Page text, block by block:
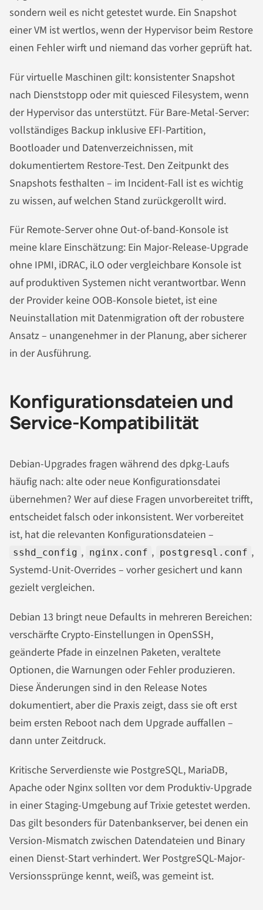
sondern weil es nicht getestet wurde. Ein Snapshot
einer VM ist wertlos, wenn der Hypervisor beim Restore
einen Fehler wirft und niemand das vorher geprüft hat.
Für virtuelle Maschinen gilt: konsistenter Snapshot
nach Dienststopp oder mit quiesced Filesystem, wenn
der Hypervisor das unterstützt. Für Bare-Metal-Server:
vollständiges Backup inklusive EFI-Partition,
Bootloader und Datenverzeichnissen, mit
dokumentiertem Restore-Test. Den Zeitpunkt des
Snapshots festhalten – im Incident-Fall ist es wichtig
zu wissen, auf welchen Stand zurückgerollt wird.
Für Remote-Server ohne Out-of-band-Konsole ist
meine klare Einschätzung: Ein Major-Release-Upgrade
ohne IPMI, iDRAC, iLO oder vergleichbare Konsole ist
auf produktiven Systemen nicht verantwortbar. Wenn
der Provider keine OOB-Konsole bietet, ist eine
Neuinstallation mit Datenmigration oft der robustere
Ansatz – unangenehmer in der Planung, aber sicherer
in der Ausführung.
Konfigurationsdateien und
Service-Kompatibilität
Debian-Upgrades fragen während des dpkg-Laufs
häufig nach: alte oder neue Konfigurationsdatei
übernehmen? Wer auf diese Fragen unvorbereitet trifft,
entscheidet falsch oder inkonsistent. Wer vorbereitet
ist, hat die relevanten Konfigurationsdateien –
sshd_config , nginx.conf , postgresql.conf ,
Systemd-Unit-Overrides – vorher gesichert und kann
gezielt vergleichen.
Debian 13 bringt neue Defaults in mehreren Bereichen:
verschärfte Crypto-Einstellungen in OpenSSH,
geänderte Pfade in einzelnen Paketen, veraltete
Optionen, die Warnungen oder Fehler produzieren.
Diese Änderungen sind in den Release Notes
dokumentiert, aber die Praxis zeigt, dass sie oft erst
beim ersten Reboot nach dem Upgrade auffallen –
dann unter Zeitdruck.
Kritische Serverdienste wie PostgreSQL, MariaDB,
Apache oder Nginx sollten vor dem Produktiv-Upgrade
in einer Staging-Umgebung auf Trixie getestet werden.
Das gilt besonders für Datenbankserver, bei denen ein
Version-Mismatch zwischen Datendateien und Binary
einen Dienst-Start verhindert. Wer PostgreSQL-Major-
Versionssprünge kennt, weiß, was gemeint ist.